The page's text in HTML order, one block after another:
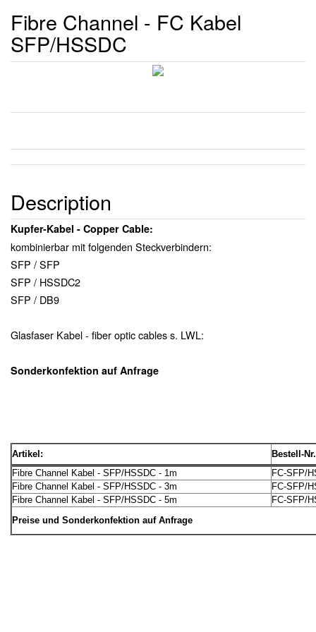
Fibre Channel - FC Kabel
SFP/HSSDC
Description
Kupfer-Kabel - Copper Cable:
kombinierbar mit folgenden Steckverbindern:
SFP / SFP
SFP / HSSDC2
SFP / DB9
Glasfaser Kabel - fiber optic cables s. LWL:
Sonderkonfektion auf Anfrage
Artikel:
Bestell-
Fibre Channel Kabel - SFP/HSSDC - 1m
FC-SFP/
Fibre Channel Kabel - SFP/HSSDC - 3m
FC-SFP/
Fibre Channel Kabel - SFP/HSSDC - 5m
FC-SFP/
Preise und Sonderkonfektion auf Anfrage